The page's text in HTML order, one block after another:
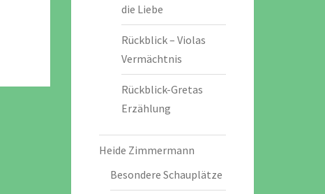
die Liebe
Rückblick – Violas
Vermächtnis
Rückblick-Gretas
Erzählung
Heide Zimmermann
Besondere Schauplätze